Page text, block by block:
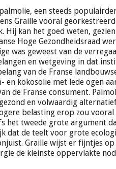
een steeds
Graille vooral
Hij kan het goed weten,
Hoge Gezondheidsraad
was geweest van de
en wetgeving in dat
van de Franse
en kokosolie met lede ogen
de Franse consument.
en volwaardig
belasting erop zou vooral
het tweede grote argument
dat de teelt voor grote
Graille wijst er fijntjes
de kleinste oppervlakte